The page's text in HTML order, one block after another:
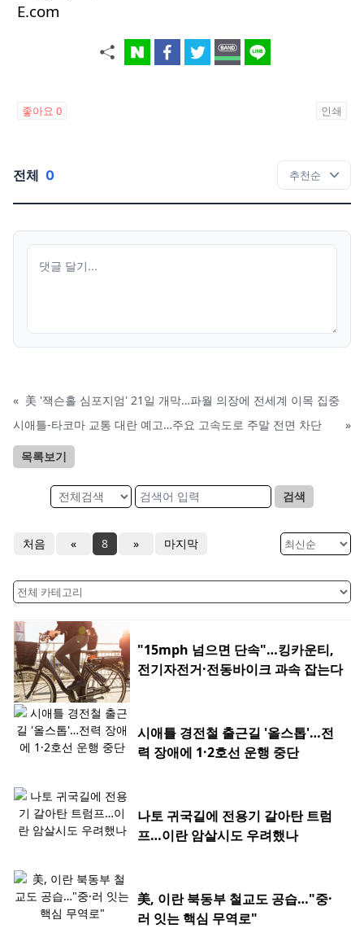
E.com
좋아요 0 인쇄
전체 0
« 美 '잭슨홀 심포지엄' 21일 개막…파월 의장에 전세계 이목 집중
시애틀-타코마 교통 대란 예고…주요 고속도로 주말 전면 차단
»
목록보기
검색
처음 « 8 » 마지막
"15mph 넘으면 단속"…킹카운티,
전기자전거·전동바이크 과속 잡는다
시애틀 경전철 출근길 '올스톱'…전
력 장애에 1·2호선 운행 중단
나토 귀국길에 전용기 갈아탄 트럼
프…이란 암살시도 우려했나
美, 이란 북동부 철교도 공습…"중·
러 잇는 핵심 무역로"